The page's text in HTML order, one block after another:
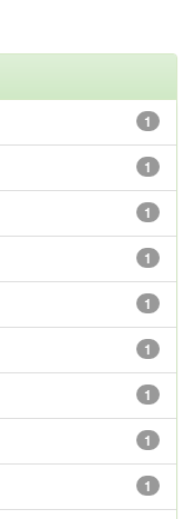
1
1
1
1
1
1
1
1
1